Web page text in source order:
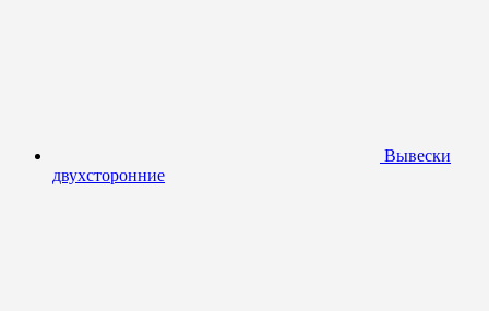
Вывески
двухсторонние